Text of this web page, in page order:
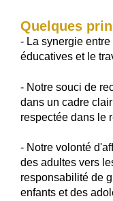
Quelques
- La synergie
éducatives et le
- Notre souci de
dans un cadre
respectée dans le
- Notre volonté
des adultes vers
responsabilité de
enfants et des